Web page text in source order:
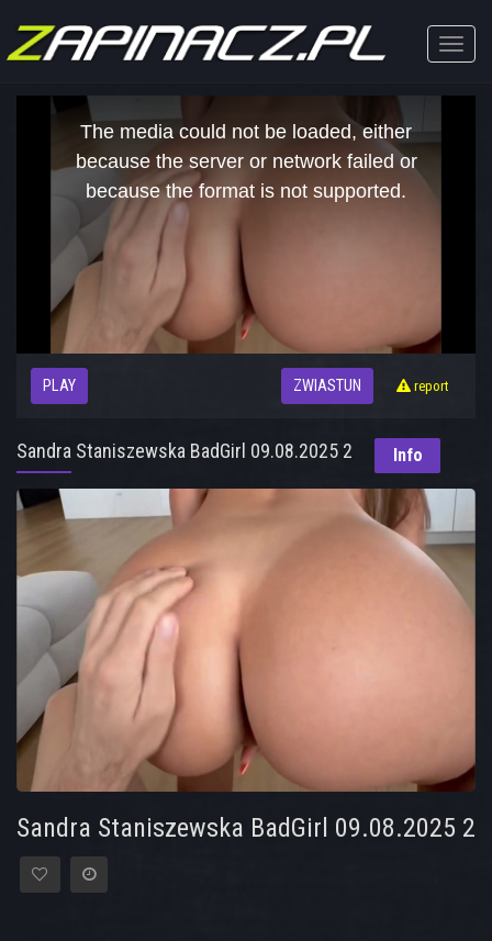
Toggle
window.
The media could not be loaded, either
because the server or network failed or
because the format is not supported.
PLAY ZWIASTUN report
Sandra Staniszewska BadGirl 09.08.2025 2 Info
Sandra Staniszewska BadGirl 09.08.2025 2